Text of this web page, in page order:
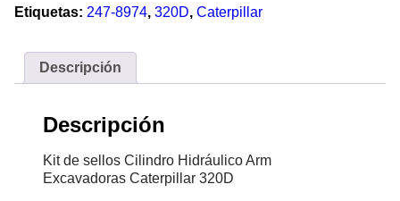
Etiquetas: 247-8974, 320D, Caterpillar
Descripción
Descripción
Kit de sellos Cilindro Hidráulico Arm
Excavadoras Caterpillar 320D